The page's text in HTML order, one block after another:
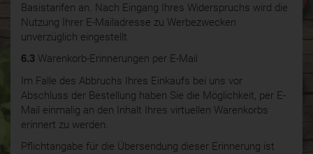
Basistarifen an. Nach Eingang Ihres Widerspruchs wird die
Nutzung Ihrer E-Mailadresse zu Werbezwecken
unverzüglich eingestellt.
6.3 Warenkorb-Erinnerungen per E-Mail
Im Falle des Abbruchs Ihres Einkaufs bei uns vor
Abschluss der Bestellung haben Sie die Möglichkeit, per E-
Mail einmalig an den Inhalt Ihres virtuellen Warenkorbs
erinnert zu werden.
Pflichtangabe für die Übersendung dieser Erinnerung ist